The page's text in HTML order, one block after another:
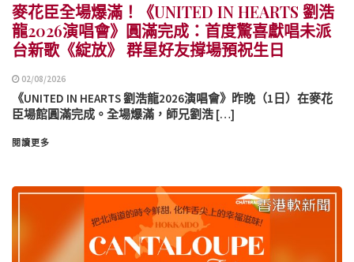
麥花臣全場爆滿！《UNITED IN HEARTS 劉浩
龍2026演唱會》圓滿完成：首度驚喜獻唱未派
台新歌《綻放》 群星好友撐場預祝生日
02/08/2026
《UNITED IN HEARTS 劉浩龍2026演唱會》昨晚（1日）在麥花
臣場館圓滿完成。全場爆滿，師兄劉浩 […]
閱讀更多